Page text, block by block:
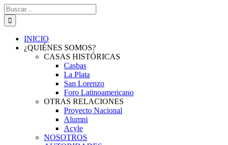
Saltar
al
contenido
Buscar:
INICIO
¿QUIÉNES SOMOS?
CASAS HISTÓRICAS
Casbas
La Plata
San Lorenzo
Foro Latinoamericano
OTRAS RELACIONES
Proyecto Nacional
Alumni
Acyle
NOSOTROS